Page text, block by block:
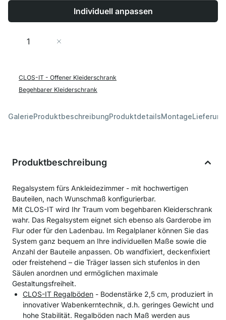
Individuell anpassen
Menge
CLOS-IT - Offener Kleiderschrank
Begehbarer Kleiderschrank
GalerieProduktbeschreibungProduktdetailsMontage
Produktbeschreibung
Regalsystem fürs Ankleidezimmer - mit hochwertigen
Bauteilen, nach Wunschmaß konfigurierbar.
Mit CLOS-IT wird Ihr Traum vom begehbaren Kleiderschrank
wahr. Das Regalsystem eignet sich ebenso als Garderobe im
Flur oder für den Ladenbau. Im Regalplaner können Sie das
System ganz bequem an Ihre individuellen Maße sowie die
Anzahl der Bauteile anpassen. Ob wandfixiert, deckenfixiert
oder freistehend – die Träger lassen sich stufenlos in den
Säulen anordnen und ermöglichen maximale
Gestaltungsfreiheit.
CLOS-IT Regalböden - Bodenstärke 2,5 cm, produziert in
innovativer Wabenkerntechnik, d.h. geringes Gewicht und
hohe Stabilität. Regalböden nach Maß werden aus